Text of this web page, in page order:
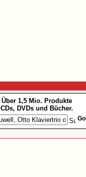
Über 1,5 Mio. Produkte
CDs, DVDs und Bücher.
Go